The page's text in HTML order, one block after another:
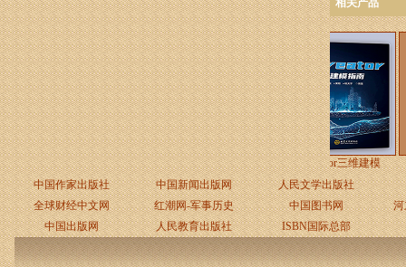
相关产品
《GeoServer入门 《Creator三维建模
《
中国作家出版社
中国新闻出版网
人民文学出版社
全球财经中文网
红潮网-军事历史 中国图书网
中国出版网
人民教育出版社 ISBN国际总部